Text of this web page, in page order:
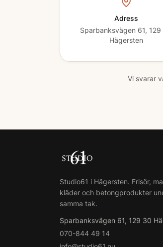
Adress
Sparbanksvägen 61, 129
Hägersten
Vi svarar
Studio61 i Hägersten. Frisör,
kläder och betongprodukter
samma tak.
Sparbanksvägen 61, 129 30
070-844 49 14